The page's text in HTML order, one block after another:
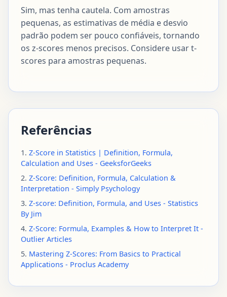
Sim, mas tenha cautela. Com amostras
pequenas, as estimativas de média e desvio
padrão podem ser pouco confiáveis, tornando
os z-scores menos precisos. Considere usar t-
scores para amostras pequenas.
Referências
1. Z-Score in Statistics | Definition, Formula,
Calculation and Uses - GeeksforGeeks
2. Z-Score: Definition, Formula, Calculation &
Interpretation - Simply Psychology
3. Z-score: Definition, Formula, and Uses - Statistics
By Jim
4. Z-Score: Formula, Examples & How to Interpret It -
Outlier Articles
5. Mastering Z-Scores: From Basics to Practical
Applications - Proclus Academy